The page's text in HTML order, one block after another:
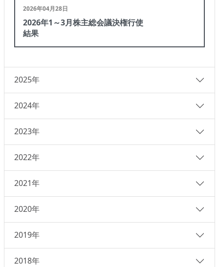
2026年04月28日
2026年1～3月株主総会議決権行使
結果
2025年
2024年
2023年
2022年
2021年
2020年
2019年
2018年